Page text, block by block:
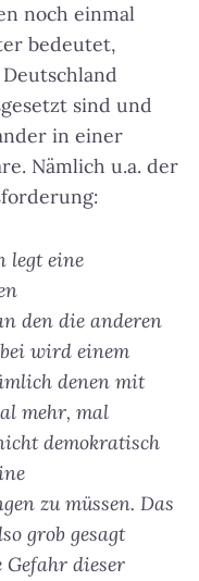
noch einmal
bedeutet,
sind und
in einer
Nämlich u.a. der
legt eine
den die anderen
wird einem
denen mit
mehr, mal
demokratisch
zu müssen. Das
grob gesagt
Gefahr dieser